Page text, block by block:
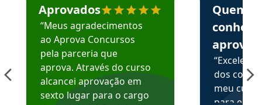
Aprovados
“Meus agradecimentos
ao Aprova Concursos
pela parceria que
aprova. Através do curso
alcancei aprovação em
sexto lugar para o cargo
Quem
aprova
dos
meu
para